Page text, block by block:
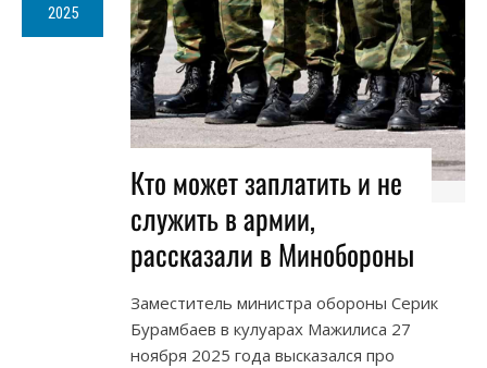
2025
Кто может заплатить и не
служить в армии,
рассказали в Минобороны
Заместитель министра обороны Серик
Бурамбаев в кулуарах Мажилиса 27
ноября 2025 года высказался про